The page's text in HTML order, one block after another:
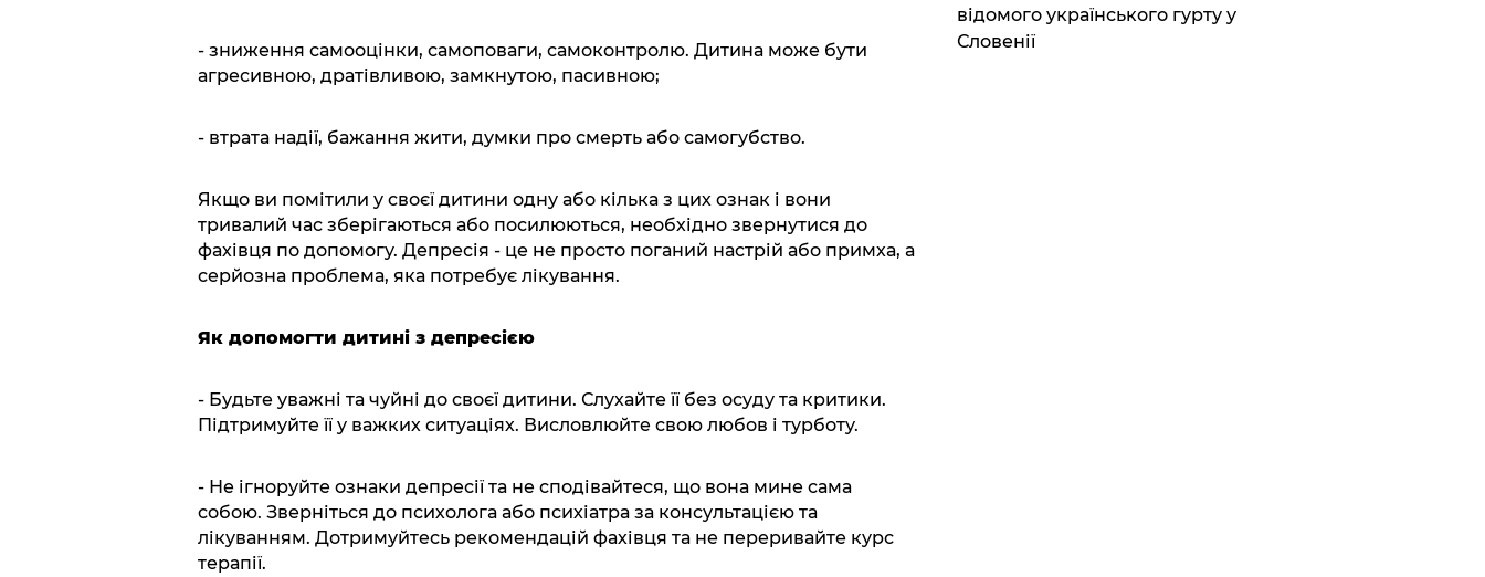
- зниження самооцінки, самоповаги, самоконтролю. Дитина може бути
агресивною, дратівливою, замкнутою, пасивною;
- втрата надії, бажання жити, думки про смерть або самогубство.
Якщо ви помітили у своєї дитини одну або кілька з цих ознак і вони
тривалий час зберігаються або посилюються, необхідно звернутися до
фахівця по допомогу. Депресія - це не просто поганий настрій або примха, а
серйозна проблема, яка потребує лікування.
Як допомогти дитині з депресією
- Будьте уважні та чуйні до своєї дитини. Слухайте її без осуду та критики.
Підтримуйте її у важких ситуаціях. Висловлюйте свою любов і турботу.
- Не ігноруйте ознаки депресії та не сподівайтеся, що вона мине сама
собою. Зверніться до психолога або психіатра за консультацією та
лікуванням. Дотримуйтесь рекомендацій фахівця та не переривайте курс
терапії.
відомого українського гурту у
Словенії